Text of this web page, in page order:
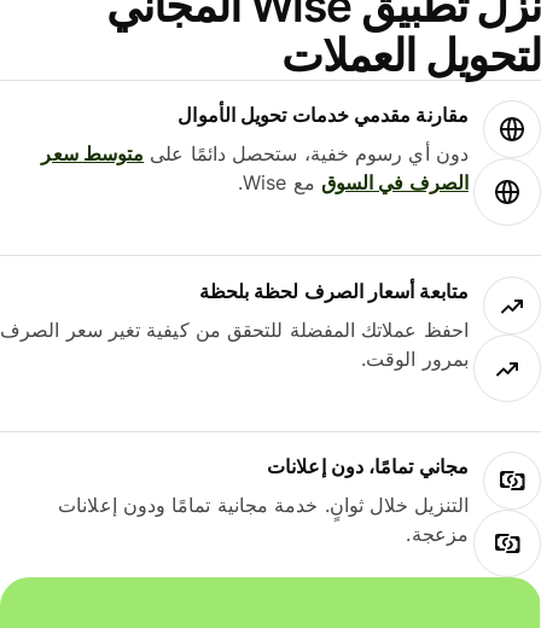
العملات
مقارنة مقدمي خدمات تحويل الأموال
دون أي رسوم خفية، ستحصل دائمًا علىمتوسط ​​سعر
الصرف في السوقمع Wise.
متابعة أسعار الصرف لحظة بلحظة
احفظ عملاتك المفضلة للتحقق من كيفية تغير سعر الصرف
بمرور الوقت.
مجاني تمامًا، دون إعلانات
التنزيل خلال ثوانٍ. خدمة مجانية تمامًا ودون إعلانات
مزعجة.